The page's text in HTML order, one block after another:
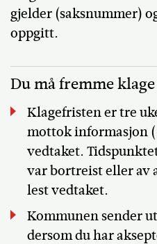
gjelder (saksnummer)
oppgitt.
Du må fremme
Klagefristen er tre
mottok informasjon
vedtaket.
var bortreist eller av
lest vedtaket.
Kommunen sender
dersom du har